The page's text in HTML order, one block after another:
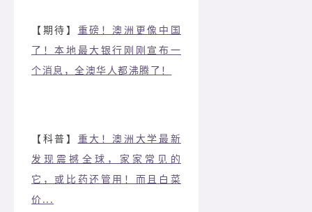
【期待】 重磅！澳洲更像中国
了！本地最大银行刚刚宣布一
个消息，全澳华人都沸腾了！
【科普】 重大！澳洲大学最新
发现震撼全球，家家常见的
它，或比药还管用！而且白菜
价...